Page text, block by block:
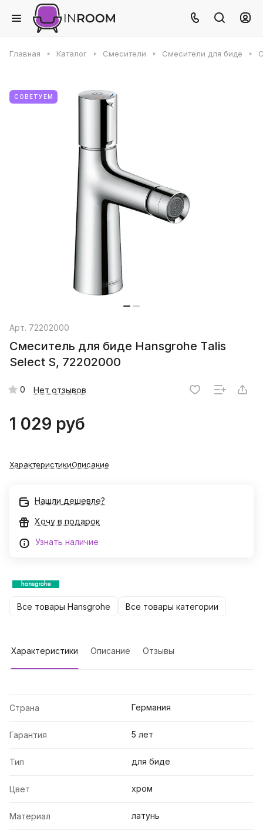
Главная Каталог Смесители Смесители для биде
СОВЕТУЕМ
Арт. 72202000
Смеситель для биде Hansgrohe Тalis
Select S, 72202000
0 Нет отзывов
1 029 руб
ХарактеристикиОписание
Нашли дешевле?
Хочу в подарок
Узнать наличие
Все товары Hansgrohe Все товары категории
Характеристики Описание Отзывы
Страна Германия
Гарантия 5 лет
Тип для биде
Цвет хром
Материал латунь